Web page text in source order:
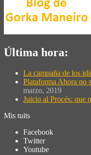
Última hora:
La campaña de los
Plataforma Ahora no
marzo, 2019
Juicio al Procés: que
Mis tuits
Facebook
Twitter
Youtube